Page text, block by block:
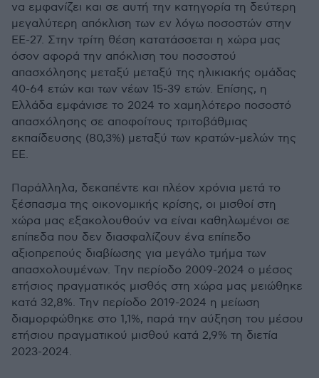
να εμφανίζει και σε αυτή την κατηγορία τη δεύτερη
μεγαλύτερη απόκλιση των εν λόγω ποσοστών στην
ΕΕ-27. Στην τρίτη θέση κατατάσσεται η χώρα μας
όσον αφορά την απόκλιση του ποσοστού
απασχόλησης μεταξύ μεταξύ της ηλικιακής ομάδας
40-64 ετών και των νέων 15-39 ετών. Επίσης, η
Ελλάδα εμφάνισε το 2024 το χαμηλότερο ποσοστό
απασχόλησης σε αποφοίτους τριτοβάθμιας
εκπαίδευσης (80,3%) μεταξύ των κρατών-μελών της
ΕΕ.
Παράλληλα, δεκαπέντε και πλέον χρόνια μετά το
ξέσπασμα της οικονομικής κρίσης, οι μισθοί στη
χώρα μας εξακολουθούν να είναι καθηλωμένοι σε
επίπεδα που δεν διασφαλίζουν ένα επίπεδο
αξιοπρεπούς διαβίωσης για μεγάλο τμήμα των
απασχολουμένων. Την περίοδο 2009-2024 ο μέσος
ετήσιος πραγματικός μισθός στη χώρα μας μειώθηκε
κατά 32,8%. Την περίοδο 2019-2024 η μείωση
διαμορφώθηκε στο 1,1%, παρά την αύξηση του μέσου
ετήσιου πραγματικού μισθού κατά 2,9% τη διετία
2023-2024.